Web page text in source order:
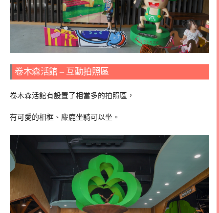
卷木森活館 – 互動拍照區
卷木森活館有設置了相當多的拍照區，
有可愛的相框、麋鹿坐騎可以坐。